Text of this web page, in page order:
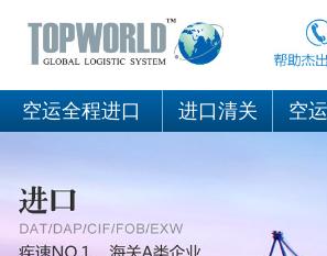
空运全程进口 进口清关 空